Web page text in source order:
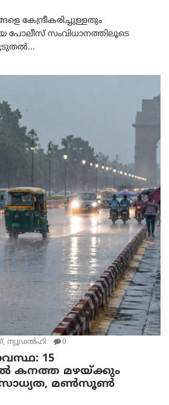
കേന്ദ്രീകരിച്ചുള്ളതും
പോലീസ് സംവിധാനത്തിലൂടെ
ന്യൂഡല്‍ഹി 0
15
കനത്ത മഴയ്ക്കും
സാധ്യത, മൺസൂൺ